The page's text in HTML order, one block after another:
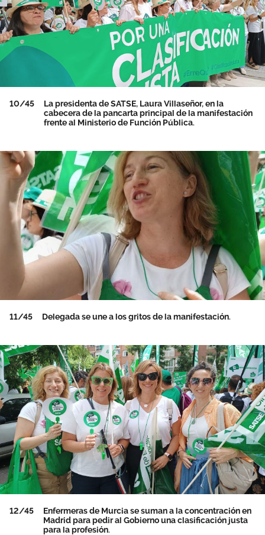
10/45
La presidenta de SATSE, Laura Villaseñor, en la
cabecera de la pancarta principal de la manifestación
frente al Ministerio de Función Pública.
11/45 Delegada se une a los gritos de la manifestación.
12/45
Enfermeras de Murcia se suman a la concentración en
Madrid para pedir al Gobierno una clasificación justa
para la profesión.